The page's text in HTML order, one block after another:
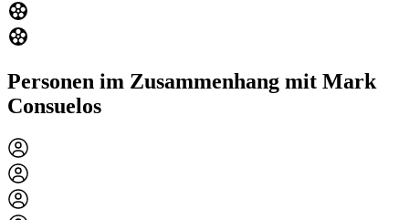
Personen im Zusammenhang mit Mark
Consuelos